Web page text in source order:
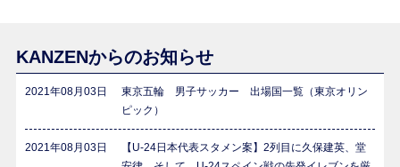
KANZENからのお知らせ
2021年08月03日
東京五輪 男子サッカー 出場国一覧（東京オリン
ピック）
2021年08月03日
【U-24日本代表スタメン案】2列目に久保建英、堂